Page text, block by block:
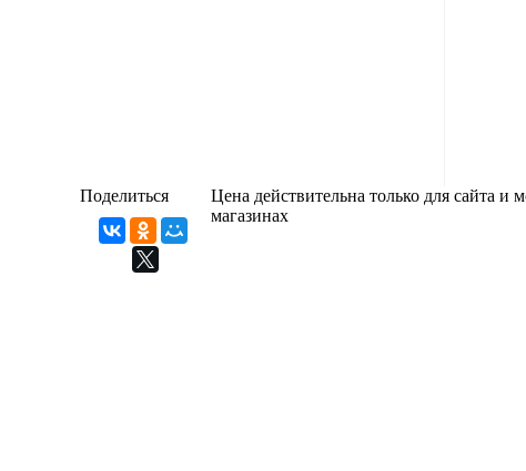
Поделиться
Цена действительна только для сайта и
магазинах